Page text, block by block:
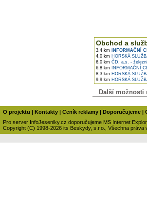
Obchod a
3,4 km
INFORMAČNÍ
4,0 km HORSKÁ
6,0 km ČD, a.s. -
6,8 km INFORMAČNÍ
8,3 km HORSKÁ
9,9 km HORSKÁ
Další možnosti
O projektu | Kontakty | Ceník reklamy | Doporučujeme |
Pro server InfoJeseniky.cz doporučujeme MS Internet
Copyright (C) 1998-2026 its Beskydy, s.r.o., Všechna